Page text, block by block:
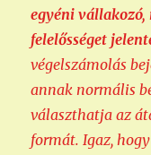
egyéni
felelősséget
végelszámolás
annak normális
választhatja az
formát. Igaz,